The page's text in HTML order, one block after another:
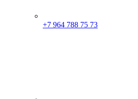
+7 964 788 75 73